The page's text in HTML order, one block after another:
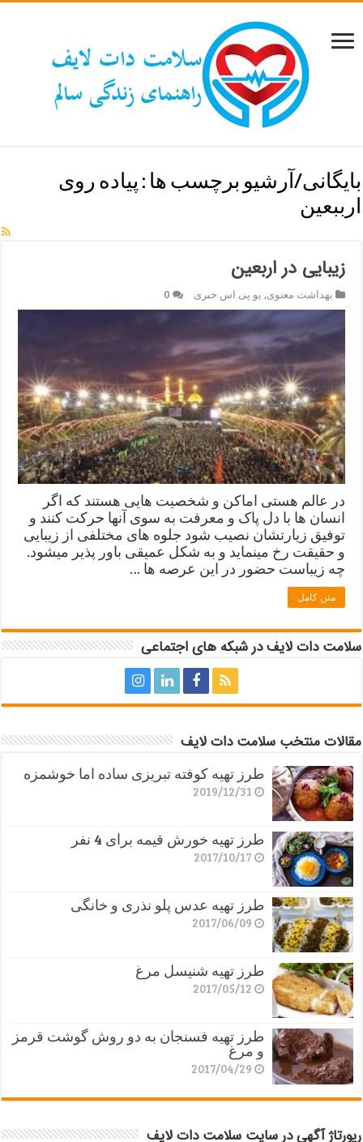
بایگانی/آرشیو برچسب ها : پیاده روی
ارببعین
زیبایی در اربعین
بهداشت معنوی, یو پی اس خبری 0
در عالم هستی اماکن و شخصیت هایی هستند که اگر
انسان ها با دل پاک و معرفت به سوی آنها حرکت کنند و
توفیق زیارتشان نصیب شود جلوه های مختلفی از زیبایی
و حقیقت رخ مینماید و به شکل عمیقی باور پذیر میشود.
چه زیباست حضور در این عرصه ها …
متن کامل
سلامت دات لایف در شبکه های اجتماعی
مقالات منتخب سلامت دات لایف
طرز تهیه کوفته تبریزی ساده اما خوشمزه
2019/12/31
طرز تهیه خورش قیمه برای 4 نفر
2017/10/17
طرز تهیه عدس پلو نذری و خانگی
2017/06/09
طرز تهیه شنیسل مرغ
2017/05/12
طرز تهیه فسنجان به دو روش گوشت قرمز
و مرغ
2017/04/29
رپورتاژ آگهی در سایت سلامت دات لایف